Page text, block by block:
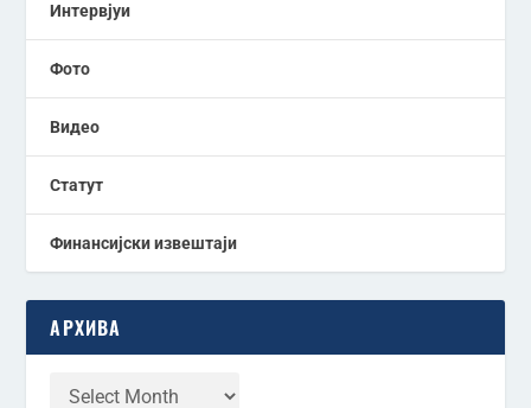
Интервјуи
Фото
Видео
Статут
Финансијски извештаји
АРХИВА